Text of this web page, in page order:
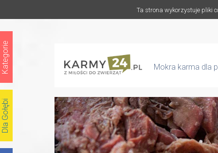
Ta strona wykorzystuje pliki
Mokra karma dla
Dla Gołębi
Kategorie